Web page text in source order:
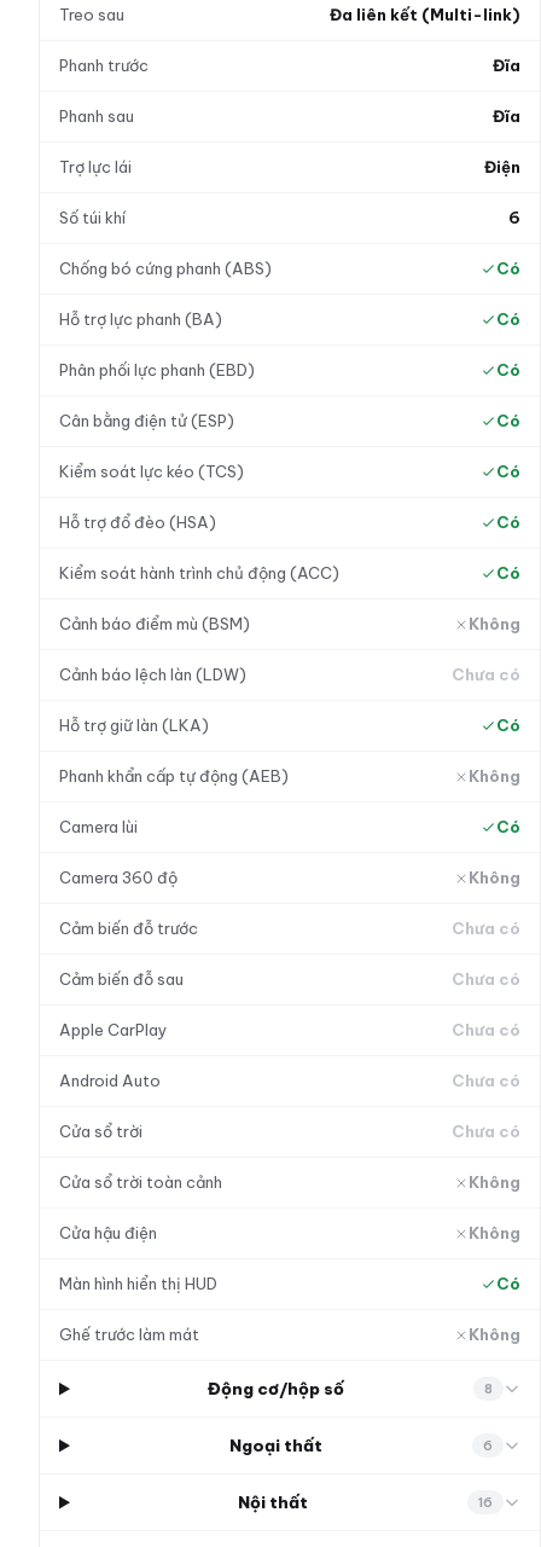
Treo sau Đa liên kết (Multi-link)
Phanh trước Đĩa
Phanh sau Đĩa
Trợ lực lái Điện
Số túi khí 6
Chống bó cứng phanh (ABS) Có
Hỗ trợ lực phanh (BA) Có
Phân phối lực phanh (EBD) Có
Cân bằng điện tử (ESP) Có
Kiểm soát lực kéo (TCS) Có
Hỗ trợ đổ đèo (HSA) Có
Kiểm soát hành trình chủ động (ACC) Có
Cảnh báo điểm mù (BSM) Không
Cảnh báo lệch làn (LDW) Chưa có
Hỗ trợ giữ làn (LKA) Có
Phanh khẩn cấp tự động (AEB) Không
Camera lùi Có
Camera 360 độ Không
Cảm biến đỗ trước Chưa có
Cảm biến đỗ sau Chưa có
Apple CarPlay Chưa có
Android Auto Chưa có
Cửa sổ trời Chưa có
Cửa sổ trời toàn cảnh Không
Cửa hậu điện Không
Màn hình hiển thị HUD Có
Ghế trước làm mát Không
Động cơ/hộp số 8
Ngoại thất 6
Nội thất 16